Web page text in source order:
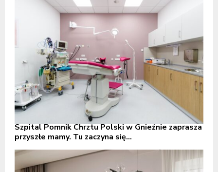
Szpital Pomnik Chrztu Polski w Gnieźnie zaprasza
przyszłe mamy. Tu zaczyna się...